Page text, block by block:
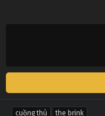
cuồng thú the brink